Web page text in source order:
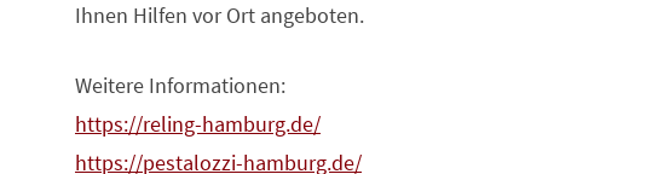
Ihnen Hilfen vor Ort angeboten.
Weitere Informationen:
https://reling-hamburg.de/
https://pestalozzi-hamburg.de/